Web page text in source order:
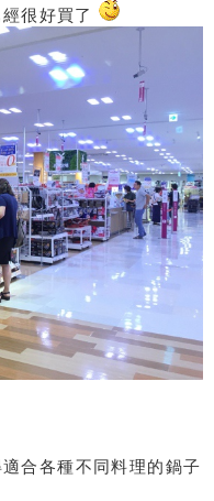
經很好買了
合各種不同料理的鍋子